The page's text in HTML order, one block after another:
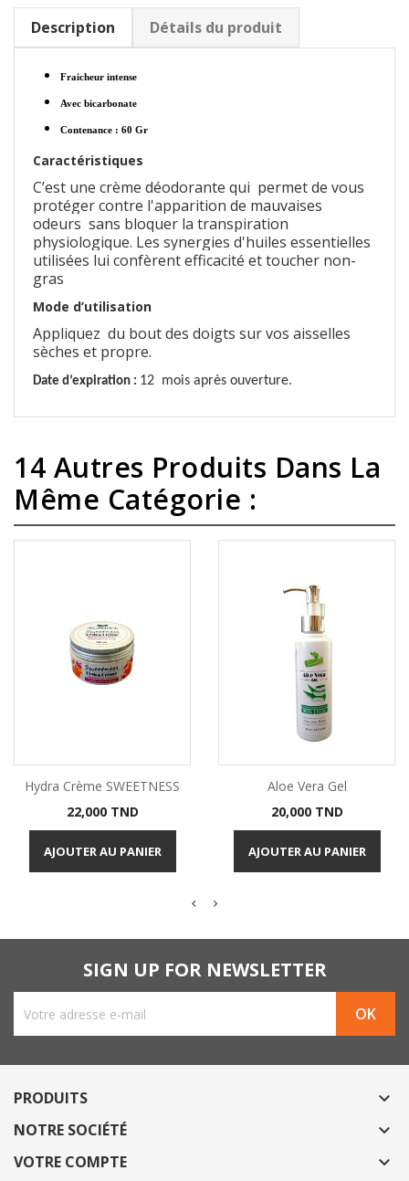
Description Détails du produit
Fraicheur intense
Avec bicarbonate
Contenance : 60 Gr
Caractéristiques
C’est une crème déodorante qui permet de vous
protéger contre l'apparition de mauvaises
odeurs sans bloquer la transpiration
physiologique. Les synergies d'huiles essentielles
utilisées lui confèrent efficacité et toucher non-
gras
Mode d’utilisation
Appliquez du bout des doigts sur vos aisselles
sèches et propre.
Date d’expiration : 12 mois après ouverture.
14 Autres Produits Dans La
Même Catégorie :
Hydra Crème SWEETNESS
Prix
22,000 TND
AJOUTER AU PANIER
Aloe Vera Gel
Prix
20,000 TND
AJOUTER AU PANIER
SIGN UP FOR NEWSLETTER
PRODUITS 
NOTRE SOCIÉTÉ 
VOTRE COMPTE 